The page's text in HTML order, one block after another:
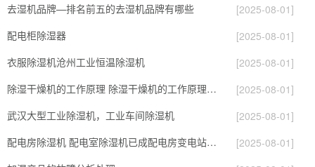
去湿机品牌—排名前五的去湿机品牌有哪些
[2025-08-01]
配电柜除湿器
[2025-08-01]
衣服除湿机沧州工业恒温除湿机
[2025-08-01]
除湿干燥机的工作原理 除湿干燥机的工作原理是什么？
[2025-08-01]
武汉大型工业除湿机，工业车间除湿机
[2025-08-01]
配电房除湿机 配电室除湿机已成配电房变电站的标配产品
[2025-08-01]